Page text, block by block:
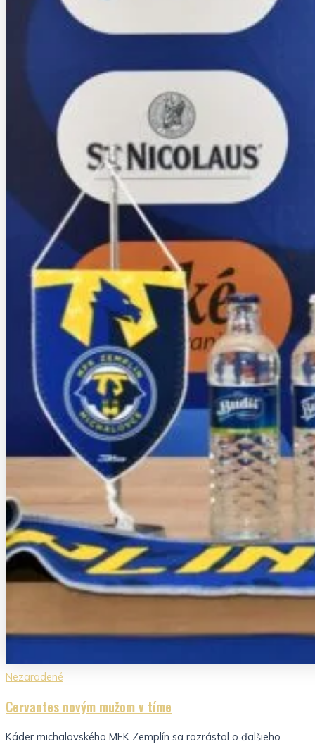
Nezaradené
Cervantes novým mužom v tíme
Káder michalovského MFK Zemplín sa rozrástol o ďalšieho